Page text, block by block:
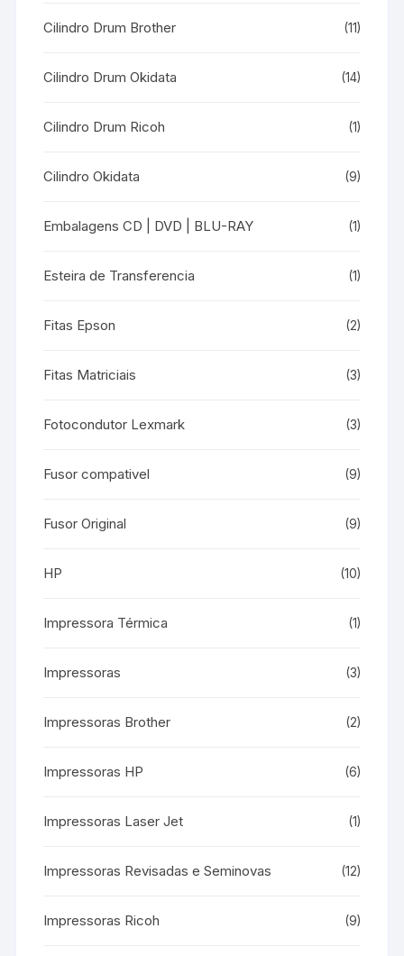
Cilindro Drum Brother (11)
Cilindro Drum Okidata (14)
Cilindro Drum Ricoh (1)
Cilindro Okidata (9)
Embalagens CD | DVD | BLU-RAY (1)
Esteira de Transferencia (1)
Fitas Epson (2)
Fitas Matriciais (3)
Fotocondutor Lexmark (3)
Fusor compativel (9)
Fusor Original (9)
HP (10)
Impressora Térmica (1)
Impressoras (3)
Impressoras Brother (2)
Impressoras HP (6)
Impressoras Laser Jet (1)
Impressoras Revisadas e Seminovas (12)
Impressoras Ricoh (9)